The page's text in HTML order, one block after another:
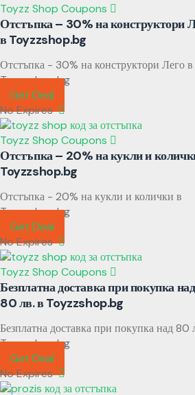
Toyzz Shop Coupons
Отстъпка – 30% на конструктори
в Toyzzshop.bg
Отстъпка - 30% на конструктори Лего в
Toyzzshop.bg
Get Deal
No Expires
Toyzz Shop Coupons
Отстъпка – 20% на кукли и
Toyzzshop.bg
Отстъпка - 20% на кукли и колички в
Toyzzshop.bg
Get Deal
No Expires
Toyzz Shop Coupons
Безплатна доставка при покупка над
80 лв. в Toyzzshop.bg
Безплатна доставка при покупка над 80
Toyzzshop.bg
Get Deal
No Expires